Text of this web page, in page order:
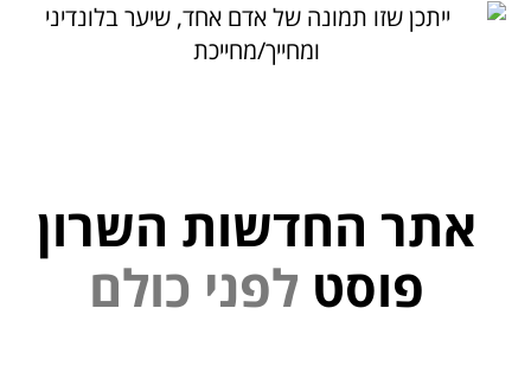
אתר החדשות השרון
פוסט